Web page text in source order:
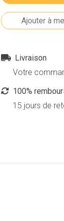
Livraison
Votre
100%
15 jours de